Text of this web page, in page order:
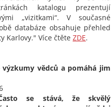
katalogu prezentují
„vizitkami“. V současné
databáze obsahuje přehled
Karlovy." Více čtěte ZDE.
vědců a pomáhá jim
se stává, že skvělý